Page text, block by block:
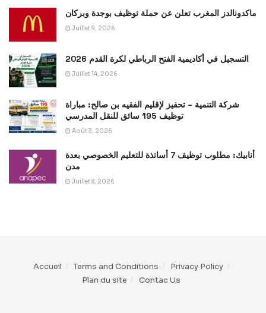
ماكدونالدز المغرب تعلن عن حملة توظيف بوجدة وبركان
Juillet 9, 2026
التسجيل في أكاديمية الفتح الرباطي لكرة القدم 2026
Juillet 14, 2026
شركة التنمية – تحفيز لإقليم الفقيه بن صالح: مباراة
توظيف 195 سائق للنقل المدرسي
Août 3, 2026
أنابيك: مطلوب توظيف 7 أساتذة للتعليم الخصوصي بعدة
مدن
Juillet 8, 2026
Accueil Terms and Conditions
Privacy Policy
Plan du site
Contac Us